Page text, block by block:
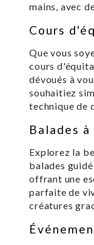
mains, avec
Cours
Que vous
cours
dévoués à
souhaitiez
technique de
Balades
Explorez la
balades
offrant une
parfaite de
créatures